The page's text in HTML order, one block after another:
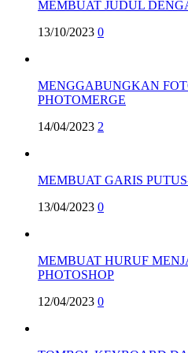
MEMBUAT JUDUL
13/10/2023 0
MENGGABUNGKAN
PHOTOMERGE
14/04/2023 2
MEMBUAT GARIS
13/04/2023 0
MEMBUAT HURUF
PHOTOSHOP
12/04/2023 0